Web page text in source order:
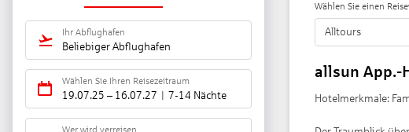
Wählen Sie einen
Alltours
allsun App.-
Hotelmerkmale:
Ihr Abflughafen
Beliebiger Abflughafen
Wählen Sie Ihren Reisezeitraum
19.07.25 – 16.07.27 7-14 Nächte
Wer wird verreisen